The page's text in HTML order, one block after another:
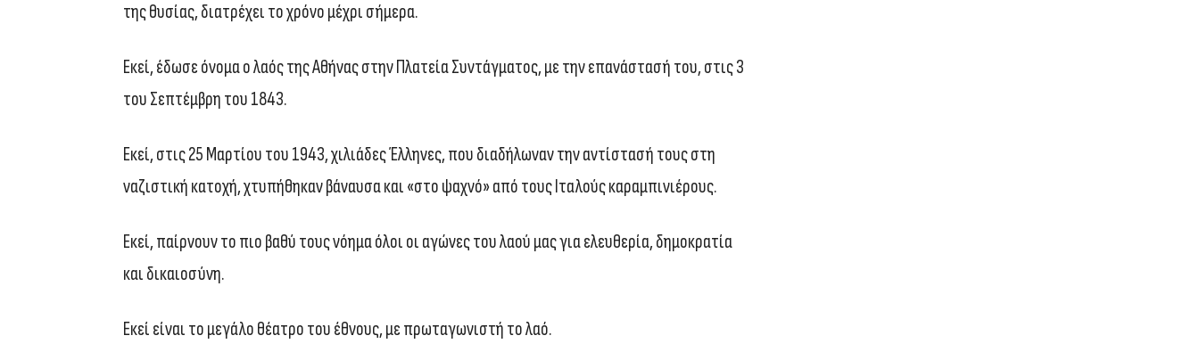
της θυσίας, διατρέχει το χρόνο μέχρι σήμερα.
Εκεί, έδωσε όνομα ο λαός της Αθήνας στην Πλατεία Συντάγματος, με την επανάστασή του, στις 3
του Σεπτέμβρη του 1843.
Εκεί, στις 25 Μαρτίου του 1943, χιλιάδες Έλληνες, που διαδήλωναν την αντίστασή τους στη
ναζιστική κατοχή, χτυπήθηκαν βάναυσα και «στο ψαχνό» από τους Ιταλούς καραμπινιέρους.
Εκεί, παίρνουν το πιο βαθύ τους νόημα όλοι οι αγώνες του λαού μας για ελευθερία, δημοκρατία
και δικαιοσύνη.
Εκεί είναι το μεγάλο θέατρο του έθνους, με πρωταγωνιστή το λαό.